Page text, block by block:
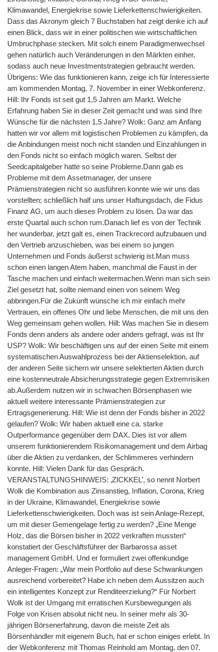
Klimawandel, Energiekrise sowie Lieferkettenschwierigkeiten.
Dass das Akronym gleich 7 Buchstaben hat zeigt denke ich auf
einen Blick, dass wir in einer politischen wie wirtschaftlichen
Umbruchphase stecken. Mit solch einem Paradigmenwechsel
gehen natürlich auch Veränderungen in den Märkten einher,
sodass auch neue Investmentstrategien gebraucht werden.
Übrigens: Wie das funktionieren kann, zeige ich für Interessierte
am kommenden Montag, 7. November in einer Webkonferenz.
Hill: Ihr Fonds ist seit gut 1,5 Jahren am Markt. Welche
Erfahrung haben Sie in dieser Zeit gemacht und was sind Ihre
Wünsche für die nächsten 1,5 Jahre? Wolk: Ganz am Anfang
hatten wir vor allem mit logistischen Problemen zu kämpfen, da
die Anbindungen meist noch nicht standen und Einzahlungen in
den Fonds nicht so einfach möglich waren. Selbst der
Seedcapitalgeber hatte so seine Probleme.Dann gab es
Probleme mit dem Assetmanager, der unsere
Prämienstrategien nicht so ausführen konnte wie wir uns das
vorstellten; schließlich half uns unser Haftungsdach, die Fidus
Finanz AG, um auch dieses Problem zu lösen. Da war das
erste Quartal auch schon rum.Danach lief es von der Technik
her wunderbar, jetzt galt es, einen Trackrecord aufzubauen und
den Vertrieb anzuschieben, was bei einem so jungen
Unternehmen und Fonds äußerst schwierig ist.Man muss
schon einen langen Atem haben, manchmal die Faust in der
Tasche machen und einfach weitermachen.Wenn man sich sein
Ziel gesetzt hat, sollte niemand einen von seinem Weg
abbringen.Für die Zukunft wünsche ich mir einfach mehr
Vertrauen, ein offenes Ohr und liebe Menschen, die mit uns den
Weg gemeinsam gehen wollen. Hill: Was machen Sie in diesem
Fonds denn anders als andere oder anders gefragt, was ist Ihr
USP? Wolk: Wir beschäftigen uns auf der einen Seite mit einem
systematischen Auswahlprozess bei der Aktienselektion, auf
der anderen Seite sichern wir unsere selektierten Aktien durch
eine kostenneutrale Absicherungsstrategie gegen Extremrisiken
ab.Außerdem nutzen wir in schwachen Börsenphasen wie
aktuell weitere interessante Prämienstrategien zur
Ertragsgenerierung. Hill: Wie ist denn der Fonds bisher in 2022
gelaufen? Wolk: Wir haben aktuell eine ca. starke
Outperformance gegenüber dem DAX. Dies ist vor allem
unserem funktionierendem Risikomanagement und dem Airbag
über die Aktien zu verdanken, der Schlimmeres verhindern
konnte. Hill: Vielen Dank für das Gespräch.
VERANSTALTUNGSHINWEIS: ‚ZICKKEL’, so nennt Norbert
Wolk die Kombination aus Zinsanstieg, Inflation, Corona, Krieg
in der Ukraine, Klimawandel, Energiekrise sowie
Lieferkettenschwierigkeiten. Doch was ist sein Anlage-Rezept,
um mit dieser Gemengelage fertig zu werden? „Eine Menge
Holz, das die Börsen bisher in 2022 verkraften mussten“
konstatiert der Geschäftsführer der Barbarossa asset
management GmbH. Und er formuliert zwei offenkundige
Anleger-Fragen: „War mein Portfolio auf diese Schwankungen
ausreichend vorbereitet? Habe ich neben dem Aussitzen auch
ein intelligentes Konzept zur Renditeerzielung?“ Für Norbert
Wolk ist der Umgang mit erratischen Kursbewegungen als
Folge von Krisen absolut nicht neu. In seiner mehr als 30-
jährigen Börsenerfahrung, davon die meiste Zeit als
Börsenhändler mit eigenem Buch, hat er schon einiges erlebt. In
der Webkonferenz mit Thomas Reinhold am Montag, den 07.